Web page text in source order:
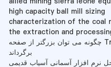
high capacity ball mill sizing
characterization of the coal
the extraction and
چگونه می توان بزرگتر از صفحه Trommel را به آسیاب گلوله ای
برگرداند